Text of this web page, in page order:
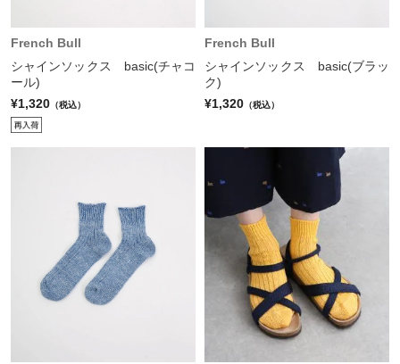
French Bull
シャインソックス basic(チャコ
ール)
¥1,320 （税込）
French Bull
シャインソックス basic(ブラッ
ク)
¥1,320 （税込）